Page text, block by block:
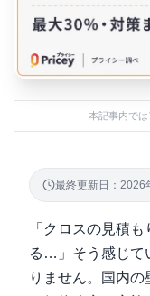
本記事内で
最終更新日：2026
「クロスの見積
る…」そう感じて
りません。国内